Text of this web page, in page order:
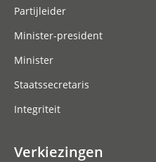
Partijleider
Minister-president
Minister
Staatssecretaris
Integriteit
Verkiezingen